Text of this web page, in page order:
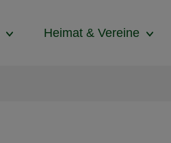
Heimat & Vereine